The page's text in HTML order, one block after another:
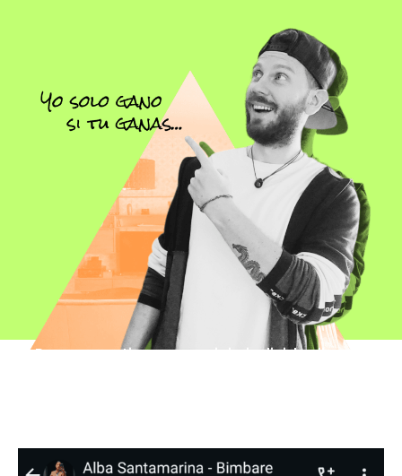
Para garantizar un servicio individualizado,